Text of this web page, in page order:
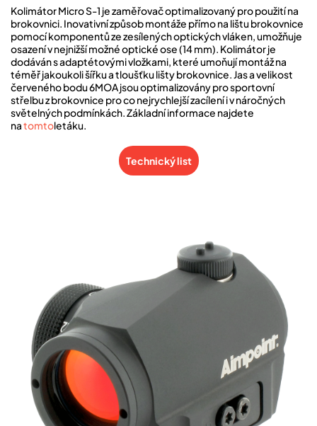
Kolimátor Micro S-1 je zaměřovač optimalizovaný pro použití na
brokovnici. Inovativní způsob montáže přímo na lištu brokovnice
pomocí komponentů ze zesílených optických vláken, umožňuje
osazení v nejnižší možné optické ose (14 mm). Kolimátor je
dodáván s adaptétovými vložkami, které umoňují montáž na
téměř jakoukoli šířku a tloušťku lišty brokovnice. Jas a velikost
červeného bodu 6MOA jsou optimalizovány pro sportovní
střelbu z brokovnice pro co nejrychlejší zacílení i v náročných
světelných podmínkách. Základní informace najdete
natomtoletáku.
Technický list